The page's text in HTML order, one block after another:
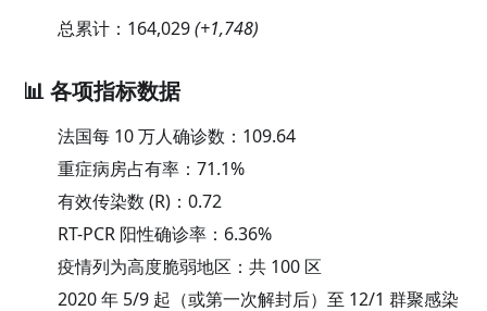
总累计： 164,029(+1,748)
📊 各项指标数据
法国每 10 万人确诊数： 109.64
重症病房占有率： 71.1%
有效传染数 (R)： 0.72
RT-PCR 阳性确诊率： 6.36%
疫情列为高度脆弱地区：共 100 区
2020 年 5/9 起（或第一次解封后）至 12/1 群聚感染